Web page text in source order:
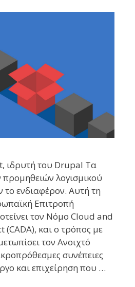
ιδρυτή του Drupal Τα
λογισμικού
το ενδιαφέρον. Αυτή τη
Επιτροπή
τον Νόμο Cloud and
(CADA), και ο τρόπος με
τον Ανοιχτό
συνέπειες
και επιχείρηση που …